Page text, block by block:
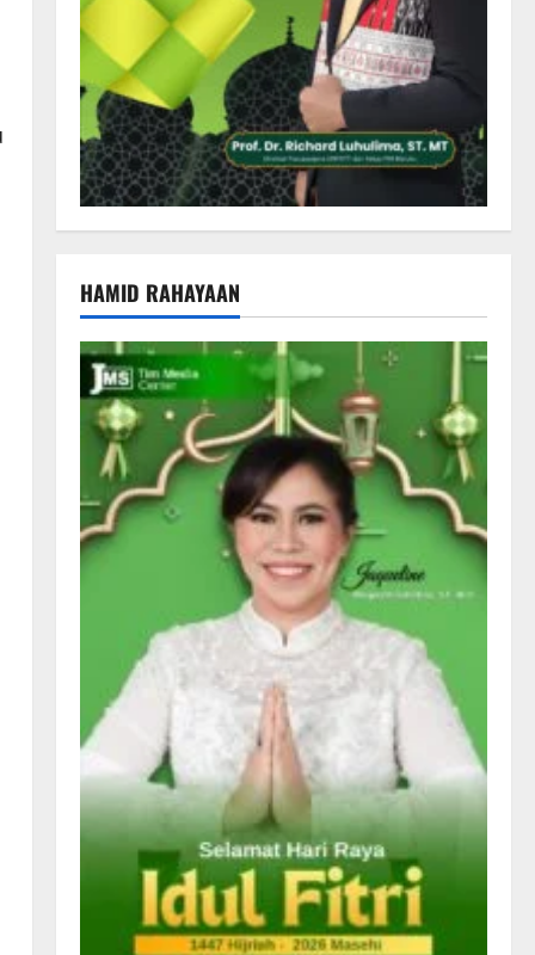
HAMID RAHAYAAN